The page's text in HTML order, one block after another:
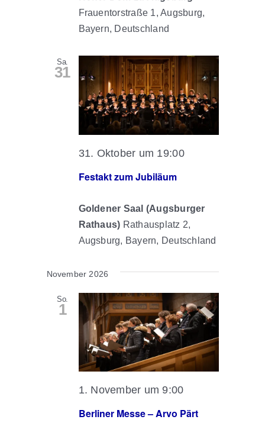
Frauentorstraße 1, Augsburg,
Bayern, Deutschland
Sa.
31
Festakt zum Jubiläum
31. Oktober um 19:00
Goldener Saal (Augsburger
Rathaus) Rathausplatz 2,
Augsburg, Bayern, Deutschland
November 2026
So.
1
Berliner Messe – Arvo Pärt
1. November um 9:00